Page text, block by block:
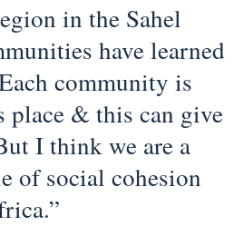
in the Sahel
have learned
community is
place & this can give
I think we are a
of social cohesion